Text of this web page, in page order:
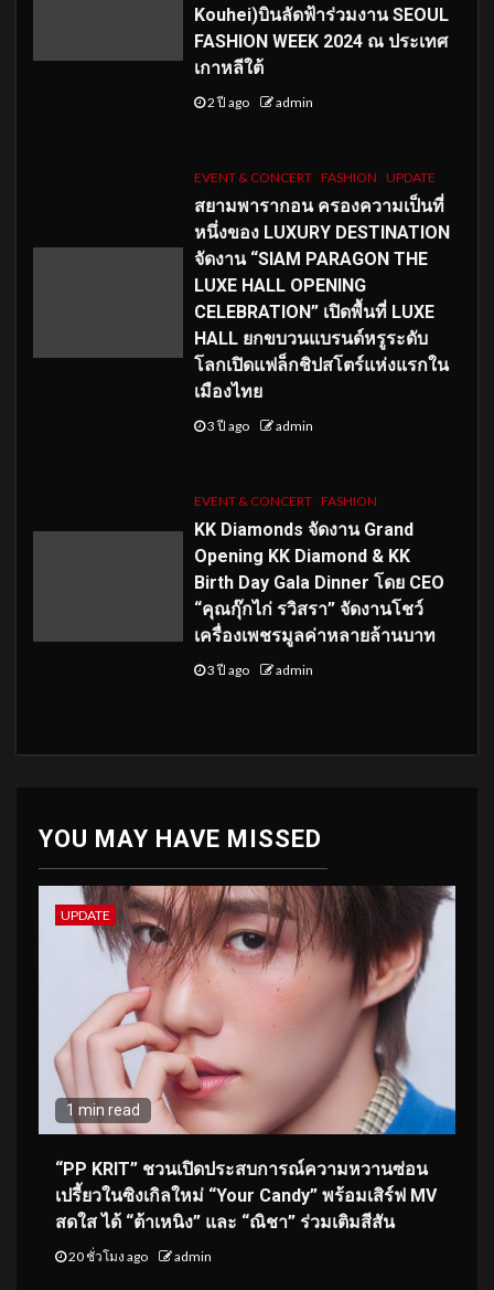
Kouhei)บินลัดฟ้าร่วมงาน SEOUL
FASHION WEEK 2024 ณ ประเทศ
เกาหลีใต้
2 ปี ago admin
EVENT & CONCERT FASHION UPDATE
สยามพารากอน ครองความเป็นที่
หนึ่งของ LUXURY DESTINATION
จัดงาน “SIAM PARAGON THE
LUXE HALL OPENING
CELEBRATION” เปิดพื้นที่ LUXE
HALL ยกขบวนแบรนด์หรูระดับ
โลกเปิดแฟล็กชิปสโตร์แห่งแรกใน
เมืองไทย
3 ปี ago admin
EVENT & CONCERT FASHION
KK Diamonds จัดงาน Grand
Opening KK Diamond & KK
Birth Day Gala Dinner โดย CEO
“คุณกุ๊กไก่ รวิสรา” จัดงานโชว์
เครื่องเพชรมูลค่าหลายล้านบาท
3 ปี ago admin
YOU MAY HAVE MISSED
UPDATE
1 min read
“PP KRIT” ชวนเปิดประสบการณ์ความหวานซ่อน
เปรี้ยวในซิงเกิลใหม่ “Your Candy” พร้อมเสิร์ฟ MV
สดใส ได้ “ต้าเหนิง” และ “ณิชา” ร่วมเติมสีสัน
20 ชั่วโมง ago admin